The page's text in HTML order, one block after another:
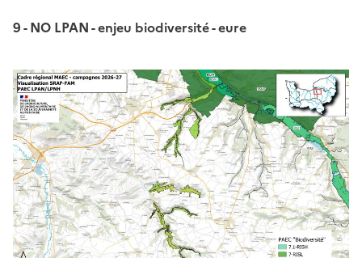
9 - NO LPAN - enjeu biodiversité - eure